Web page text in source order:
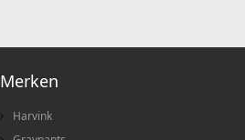
Merken
Harvink